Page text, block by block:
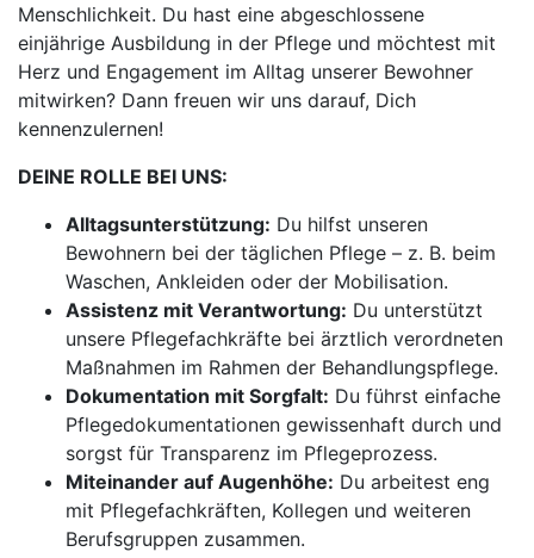
Menschlichkeit. Du hast eine abgeschlossene
einjährige Ausbildung in der Pflege und möchtest mit
Herz und Engagement im Alltag unserer Bewohner
mitwirken? Dann freuen wir uns darauf, Dich
kennenzulernen!
DEINE ROLLE BEI UNS:
Alltagsunterstützung: Du hilfst unseren
Bewohnern bei der täglichen Pflege – z. B. beim
Waschen, Ankleiden oder der Mobilisation.
Assistenz mit Verantwortung: Du unterstützt
unsere Pflegefachkräfte bei ärztlich verordneten
Maßnahmen im Rahmen der Behandlungspflege.
Dokumentation mit Sorgfalt: Du führst einfache
Pflegedokumentationen gewissenhaft durch und
sorgst für Transparenz im Pflegeprozess.
Miteinander auf Augenhöhe: Du arbeitest eng
mit Pflegefachkräften, Kollegen und weiteren
Berufsgruppen zusammen.